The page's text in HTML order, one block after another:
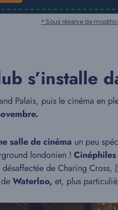
* Sous réserve de
s’installe
Palais, puis le cinéma en
salle de cinéma un peu
londonien !
de Charing Cross,
Waterloo, et, plus